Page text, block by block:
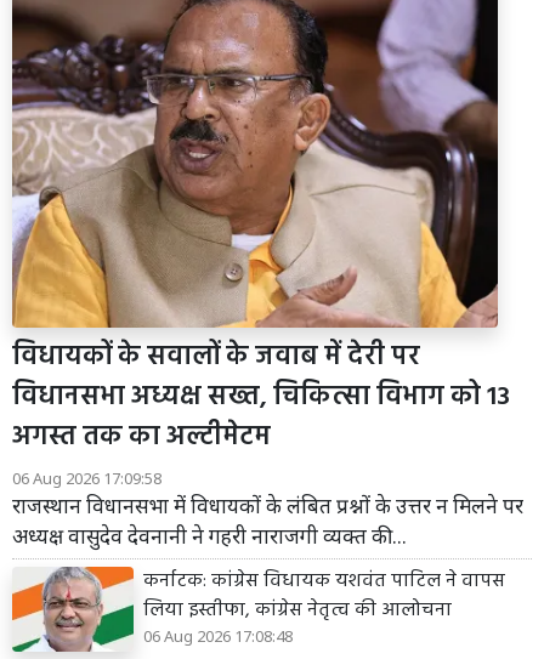
विधायकों के सवालों के जवाब में देरी पर
विधानसभा अध्यक्ष सख्त, चिकित्सा विभाग को 13
अगस्त तक का अल्टीमेटम
06 Aug 2026 17:09:58
राजस्थान विधानसभा में विधायकों के लंबित प्रश्नों के उत्तर न मिलने पर
अध्यक्ष वासुदेव देवनानी ने गहरी नाराजगी व्यक्त की...
कर्नाटक: कांग्रेस विधायक यशवंत पाटिल ने वापस
लिया इस्तीफा, कांग्रेस नेतृत्व की आलोचना
06 Aug 2026 17:08:48